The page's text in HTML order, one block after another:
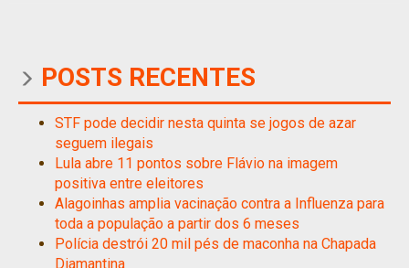
POSTS RECENTES
STF pode decidir nesta quinta se jogos de azar
seguem ilegais
Lula abre 11 pontos sobre Flávio na imagem
positiva entre eleitores
Alagoinhas amplia vacinação contra a Influenza para
toda a população a partir dos 6 meses
Polícia destrói 20 mil pés de maconha na Chapada
Diamantina